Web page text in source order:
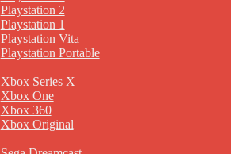
Playstation 2
Playstation 1
Playstation Vita
Playstation Portable
Xbox Series X
Xbox One
Xbox 360
Xbox Original